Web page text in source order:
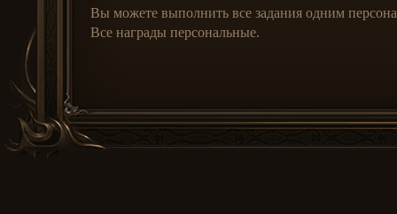
Вы можете выполнить все задания одним
Все награды персональные.